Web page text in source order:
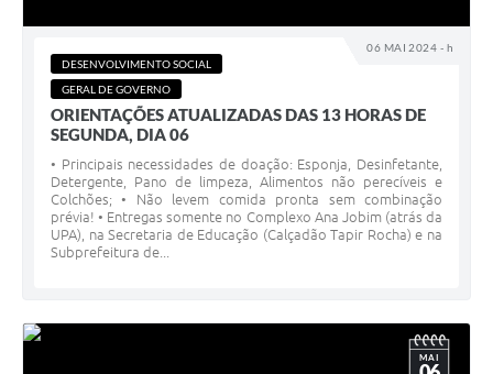
06 MAI 2024 - h
DESENVOLVIMENTO SOCIAL
GERAL DE GOVERNO
ORIENTAÇÕES ATUALIZADAS DAS 13 HORAS DE
SEGUNDA, DIA 06
• Principais necessidades de doação: Esponja, Desinfetante,
Detergente, Pano de limpeza, Alimentos não perecíveis e
Colchões; • Não levem comida pronta sem combinação
prévia! • Entregas somente no Complexo Ana Jobim (atrás da
UPA), na Secretaria de Educação (Calçadão Tapir Rocha) e na
Subprefeitura de...
MAI